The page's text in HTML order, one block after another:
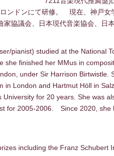
ンドンにて研修。 現在、神戸
協議会、日本現代音楽協会、日
pianist) studied at the National
she finished her MMus in
under Sir Harrison
in London and Hartmut Hӧll in
University for 20 years. She was
for 2005-2006. Since 2020, she
including the Franz Schubert